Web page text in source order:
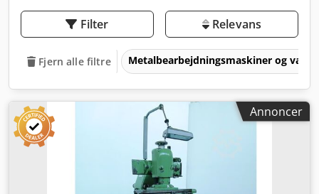
Filter Relevans
Fjern alle filtre Metalbearbejdningsmaskiner og
Annoncer